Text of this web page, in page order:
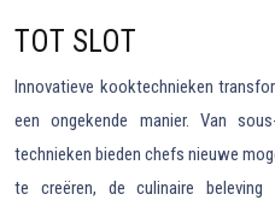
TOT SLOT
Innovatieve kooktechnieken
een ongekende manier. Van
technieken bieden chefs nieuwe
te creëren, de culinaire